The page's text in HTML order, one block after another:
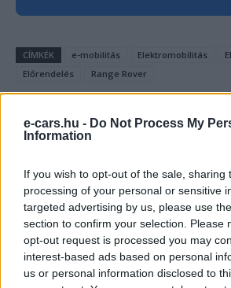
e-cars.hu - Do Not Process My
Information
If you wish to opt-out of the sale, sharing
processing of your personal or sensitive
targeted advertising by us, please use
section to confirm your selection. Please
opt-out request is processed you may
interest-based ads based on personal
us or personal information disclosed to
CÍMKÉK e-mobilitás Elektromobilitás
Előrendelés
Range Rover